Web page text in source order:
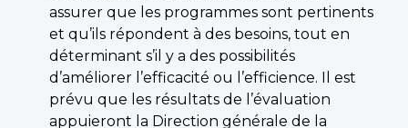
assurer que les programmes sont pertinents
et qu’ils répondent à des besoins, tout en
déterminant s’il y a des possibilités
d’améliorer l’efficacité ou l’efficience. Il est
prévu que les résultats de l’évaluation
appuieront la Direction générale de la